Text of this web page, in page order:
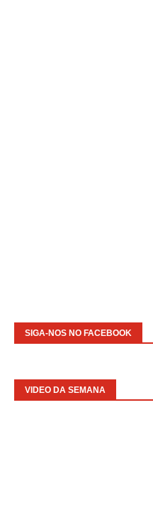
SIGA-NOS NO FACEBOOK
VIDEO DA SEMANA